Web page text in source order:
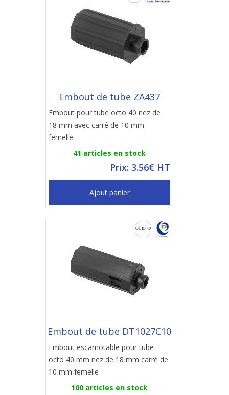
Embout de tube ZA437
Embout pour tube octo 40 nez de
18 mm avec carré de 10 mm
femelle
41 articles en stock
Prix: 3.56€ HT
Ajout panier
Embout de tube DT1027C10
Embout escamotable pour tube
octo 40 mm nez de 18 mm carré de
10 mm femelle
100 articles en stock